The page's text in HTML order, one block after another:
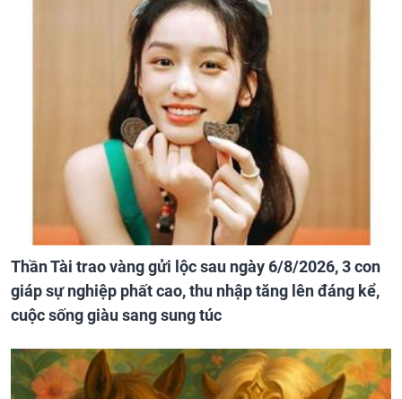
Thần Tài trao vàng gửi lộc sau ngày 6/8/2026, 3 con
giáp sự nghiệp phất cao, thu nhập tăng lên đáng kể,
cuộc sống giàu sang sung túc